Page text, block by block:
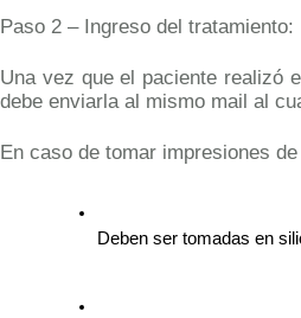
Paso 2 – Ingreso del tratamiento:
Una vez que el paciente realizó
debe enviarla al mismo mail al
En caso de tomar impresiones
Deben ser tomadas en